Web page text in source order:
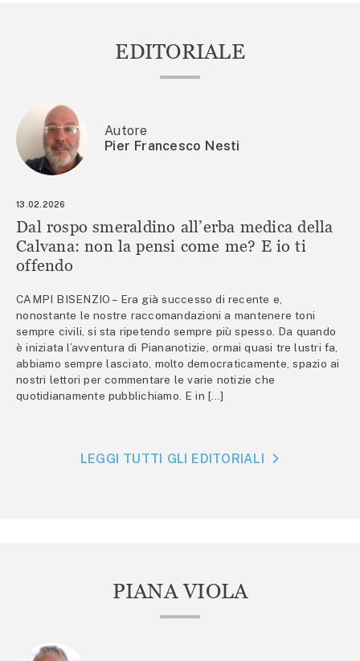
EDITORIALE
Autore
Pier Francesco Nesti
13.02.2026
Dal rospo smeraldino all’erba medica della
Calvana: non la pensi come me? E io ti
offendo
CAMPI BISENZIO – Era già successo di recente e,
nonostante le nostre raccomandazioni a mantenere toni
sempre civili, si sta ripetendo sempre più spesso. Da quando
è iniziata l’avventura di Piananotizie, ormai quasi tre lustri fa,
abbiamo sempre lasciato, molto democraticamente, spazio ai
nostri lettori per commentare le varie notizie che
quotidianamente pubblichiamo. E in […]
LEGGI TUTTI GLI EDITORIALI
PIANA VIOLA